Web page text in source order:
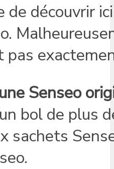
de découvrir
pas
Senseo
bol de plus
sachets